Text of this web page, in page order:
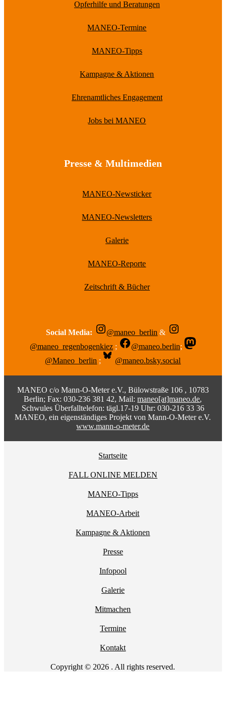
Opferhilfe und Beratungen
MANEO-Termine
MANEO-Tipps
Kampagne & Aktionen
Ehrenamtliches Engagement
Jobs bei MANEO
Presse & Multimedien
MANEO-Newsticker
MANEO-Newsletters
Galerie
MANEO-Reporte
Zeitschrift & Bücher
Social Media: @maneo_berlin &
@maneo_regenbogenkiez ; @maneo.berlin;
@Maneo_berlin ; @maneo.bsky.social
MANEO c/o Mann-O-Meter e.V., Bülowstraße 106 , 10783
Berlin; Fax: 030-236 381 42, Mail:maneo[at]maneo.de,
Schwules Überfalltelefon: tägl.17-19 Uhr: 030-216 33 36
MANEO, ein eigenständiges Projekt von Mann-O-Meter e.V.
www.mann-o-meter.de
Startseite
FALL ONLINE MELDEN
MANEO-Tipps
MANEO-Arbeit
Kampagne & Aktionen
Presse
Infopool
Galerie
Mitmachen
Termine
Kontakt
Copyright © 2026 . All rights reserved.